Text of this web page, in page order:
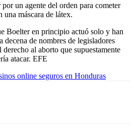
un agente del orden para cometer
una máscara de látex.
Boelter en principio actuó solo y han
decena de nombres de legisladores
al aborto que supuestamente
atacar. EFE
online seguros en Honduras